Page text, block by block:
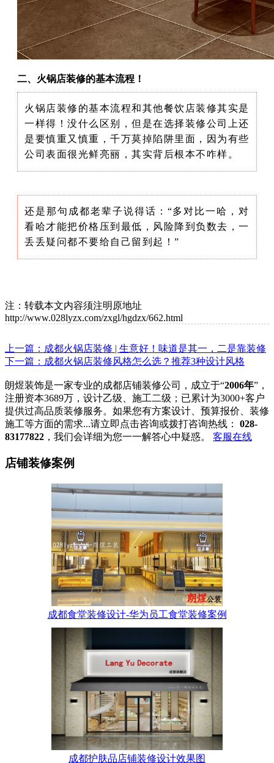
二、火锅店装修的基本流程！
火锅店装修的基本流程和其他餐饮店装修其实是
一样得！没什么区别，但是在选择装修公司上还
是要慎重又慎重，千万莫掉陷阱里面，因为有些
公司表面很光鲜亮丽，其实背后根本不咋样。
还是那句成都老辈子说得话：“多对比一哈，对
看哈才能把价格压到最低，风险降到负数去，一
丢丢疑问都不要给自己留到起！”
注：转载本文内容须注明原地址
http://www.028lyzx.com/zxgl/hgdzx/662.html
上一篇：成都火锅店装修 | 生意好！味道是其一，二是靠装修
下一篇：成都火锅店装修风格怎么选？推荐3种设计风格
朗煜装饰是一家专业的成都店铺装修公司，成立于“2006年”，
注册资本3689万，设计乙级、施工二级；已累计为3000+客户
提供过高品质装修服务。如果您有方案设计、预算报价、装修
施工等方面的需求...请立即点击咨询或拨打咨询热线：
028-
83177822 ，我们会详细为您一一解答心中疑惑。 客服在线
店铺装修案例
成都食堂装修设计-华为员工食堂装修案例
成都护肤品店铺装修设计效果图